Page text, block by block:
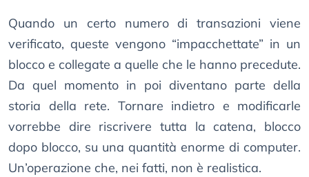
Quando un certo numero di transazioni viene
verificato, queste vengono “impacchettate” in un
blocco e collegate a quelle che le hanno precedute.
Da quel momento in poi diventano parte della
storia della rete. Tornare indietro e modificarle
vorrebbe dire riscrivere tutta la catena, blocco
dopo blocco, su una quantità enorme di computer.
Un’operazione che, nei fatti, non è realistica.